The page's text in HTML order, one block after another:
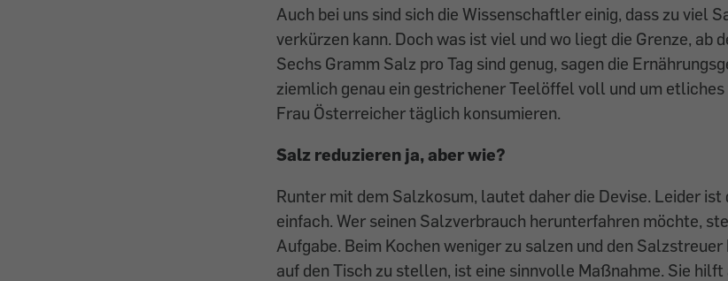
Auch bei uns sind sich die Wissenschaftler einig, dass zu viel
verkürzen kann. Doch was ist viel und wo liegt die Grenze, ab
Sechs Gramm Salz pro Tag sind genug, sagen die
ziemlich genau ein gestrichener Teelöffel voll und um etliches
Frau Österreicher täglich konsumieren.
Salz reduzieren ja, aber wie?
Runter mit dem Salzkosum, lautet daher die Devise. Leider ist
einfach. Wer seinen Salzverbrauch herunterfahren möchte,
Auf­gabe. Beim Kochen weniger zu salzen und den
auf den Tisch zu stellen, ist eine sinnvolle Maßnahme. Sie